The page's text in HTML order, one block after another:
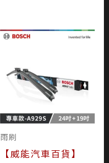
雨刷
【威能汽車百貨】